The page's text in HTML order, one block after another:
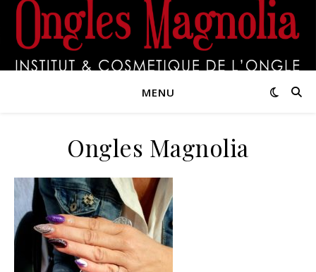
MENU
Ongles Magnolia